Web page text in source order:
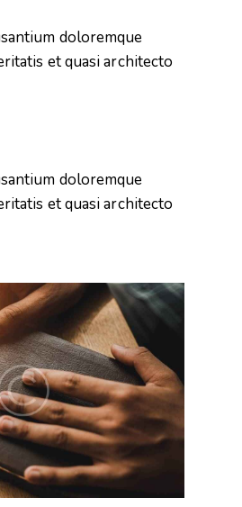
doloremque
et quasi architecto
doloremque
et quasi architecto